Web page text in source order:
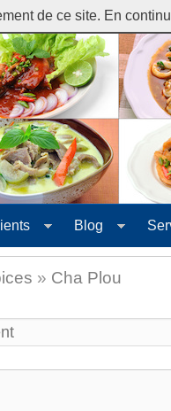
Blog
» Cha Plou
de ce site. En